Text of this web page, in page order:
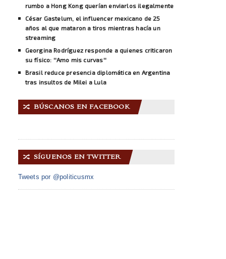
rumbo a Hong Kong querían enviarlos ilegalmente
César Gastelum, el influencer mexicano de 25
años al que mataron a tiros mientras hacía un
streaming
Georgina Rodríguez responde a quienes criticaron
su físico: ''Amo mis curvas''
Brasil reduce presencia diplomática en Argentina
tras insultos de Milei a Lula
🔀 BÚSCANOS EN FACEBOOK
🔀 SÍGUENOS EN TWITTER
Tweets por @politicusmx